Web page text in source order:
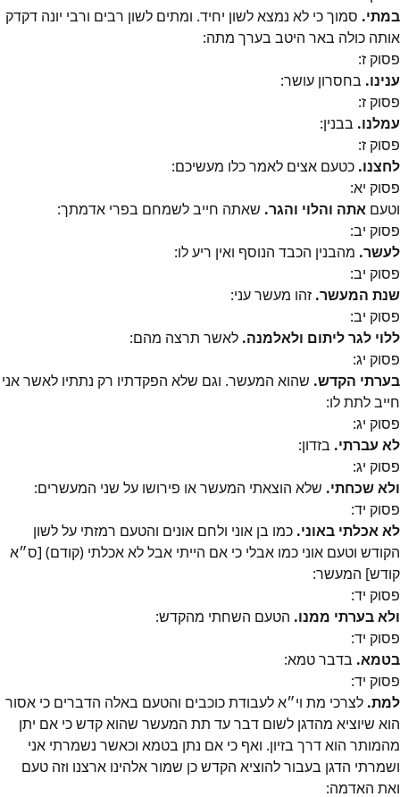
במתי. סמוך כי לא נמצא לשון יחיד. ומתים לשון רבים ורבי יונה דקדק
אותה כולה באר היטב בערך מתה:
פסוק ז:
ענינו. בחסרון עושר:
פסוק ז:
עמלנו. בבנין:
פסוק ז:
לחצנו. כטעם אצים לאמר כלו מעשיכם:
פסוק יא:
וטעם אתה והלוי והגר. שאתה חייב לשמחם בפרי אדמתך:
פסוק יב:
לעשר. מהבנין הכבד הנוסף ואין ריע לו:
פסוק יב:
שנת המעשר. זהו מעשר עני:
פסוק יב:
ללוי לגר ליתום ולאלמנה. לאשר תרצה מהם:
פסוק יג:
בערתי הקדש. שהוא המעשר. וגם שלא הפקדתיו רק נתתיו לאשר אני
חייב לתת לו:
פסוק יג:
לא עברתי. בזדון:
פסוק יג:
ולא שכחתי. שלא הוצאתי המעשר או פירושו על שני המעשרים:
פסוק יד:
לא אכלתי באוני. כמו בן אוני ולחם אונים והטעם רמזתי על לשון
הקודש וטעם אוני כמו אבלי כי אם הייתי אבל לא אכלתי (קודם) [ס״‎א
קודש] המעשר:
פסוק יד:
ולא בערתי ממנו. הטעם השחתי מהקדש:
פסוק יד:
בטמא. בדבר טמא:
פסוק יד:
למת.
לצרכי מת וי״‎א לעבודת כוכבים והטעם באלה הדברים כי אסור
הוא שיוציא מהדגן לשום דבר עד תת המעשר שהוא קדש כי אם יתן
מהמותר הוא דרך בזיון. ואף כי אם נתן בטמא וכאשר נשמרתי אני
ושמרתי הדגן בעבור להוציא הקדש כן שמור אלהינו ארצנו וזה טעם
ואת האדמה: